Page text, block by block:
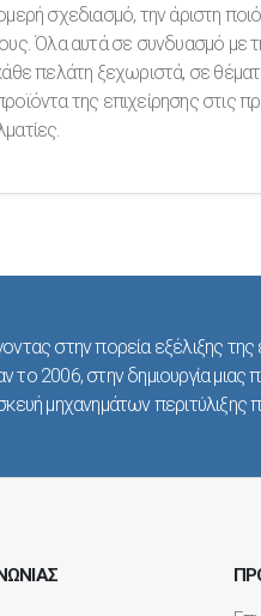
σχεδιασμό, την άριστη
Όλα αυτά σε συνδυασμό με
πελάτη ξεχωριστά, σε
της επιχείρησης στις
στην πορεία εξέλιξης
το 2006, στην δημιουργία
μηχανημάτων περιτύλιξης